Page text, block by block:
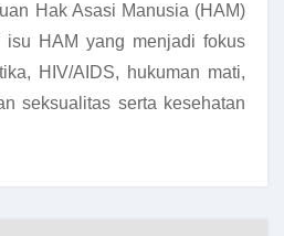
Hak Asasi Manusia (HAM)
isu HAM yang menjadi fokus
HIV/AIDS, hukuman mati,
seksualitas serta kesehatan